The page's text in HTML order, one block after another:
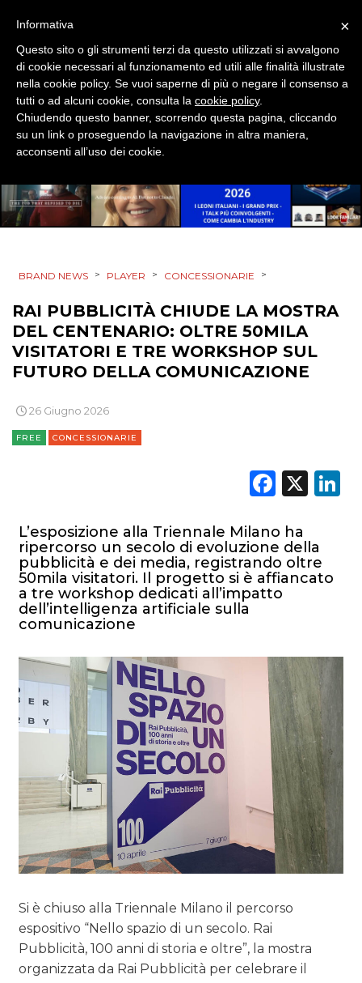
BRAND NEWS > PLAYER > CONCESSIONARIE >
RAI PUBBLICITÀ CHIUDE LA MOSTRA
DEL CENTENARIO: OLTRE 50MILA
VISITATORI E TRE WORKSHOP SUL
FUTURO DELLA COMUNICAZIONE
26 Giugno 2026
FREE CONCESSIONARIE
X
L’esposizione alla Triennale Milano ha
ripercorso un secolo di evoluzione della
pubblicità e dei media, registrando oltre
50mila visitatori. Il progetto si è affiancato
a tre workshop dedicati all’impatto
dell’intelligenza artificiale sulla
comunicazione
Si è chiuso alla Triennale Milano il percorso
espositivo “Nello spazio di un secolo. Rai
Pubblicità, 100 anni di storia e oltre”, la mostra
organizzata da Rai Pubblicità per celebrare il
×
Informativa
Questo sito o gli strumenti terzi da questo utilizzati si avvalgono
di cookie necessari al funzionamento ed utili alle finalità illustrate
nella cookie policy. Se vuoi saperne di più o negare il consenso a
tutti o ad alcuni cookie, consulta la cookie policy.
Chiudendo questo banner, scorrendo questa pagina, cliccando
su un link o proseguendo la navigazione in altra maniera,
acconsenti all’uso dei cookie.